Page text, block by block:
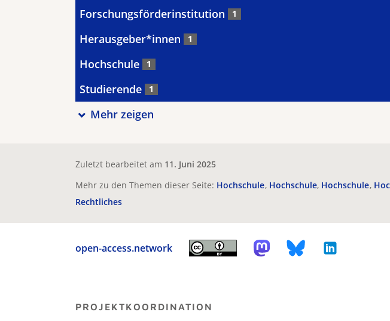
Forschungsförderinstitution 1
Herausgeber*innen 1
Hochschule 1
Studierende 1
Mehr zeigen
Zuletzt bearbeitet am 11. Juni 2025
Mehr zu den Themen dieser Seite: Hochschule Hochschule Hochschule
Rechtliches
open-access.network
PROJEKTKOORDINATION